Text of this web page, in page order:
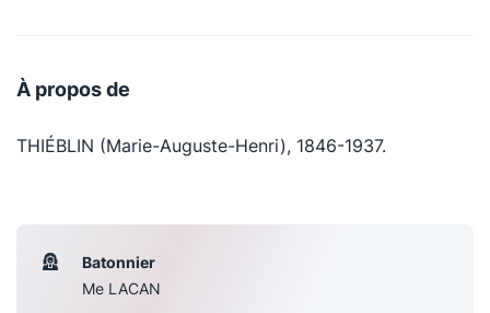
À propos de
THIÉBLIN (Marie-Auguste-Henri), 1846-1937.
Batonnier
Me LACAN
Le Concours de la Conférence
La Petite Conférence